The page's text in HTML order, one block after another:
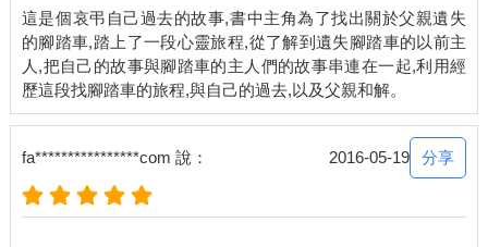
這是個哀弔自己過去的故事,書中主角為了找出關於父親遺失
的腳踏車,踏上了一段心靈旅程,從了解到遺失腳踏車的以前主
人,把自己的故事與腳踏車的主人們的故事串連在一起,利用經
fa****************com 說： 2016-05-19 分享